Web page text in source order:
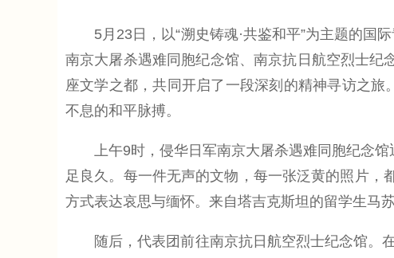
5月23日，以“溯史铸魂·共鉴和平”为主题的国际
南京大屠杀遇难同胞纪念馆、南京抗日航空烈士
座文学之都，共同开启了一段深刻的精神寻访之旅
不息的和平脉搏。
上午9时，侵华日军南京大屠杀遇难同胞纪念馆迎
足良久。每一件无声的文物，每一张泛黄的照片
方式表达哀思与缅怀。来自塔吉克斯坦的留学生马
随后，代表团前往南京抗日航空烈士纪念馆。在